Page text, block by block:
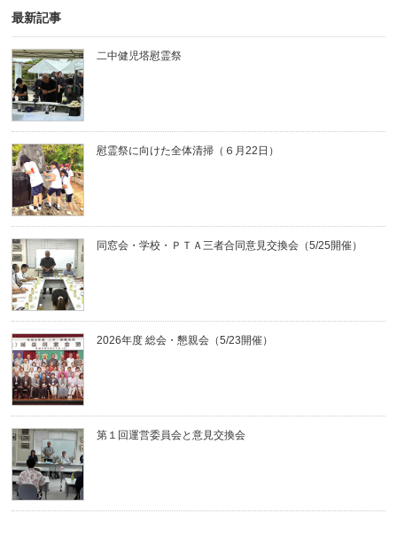
最新記事
二中健児塔慰霊祭
慰霊祭に向けた全体清掃（６月22日）
同窓会・学校・ＰＴＡ三者合同意見交換会（5/25開催）
2026年度 総会・懇親会（5/23開催）
第１回運営委員会と意見交換会